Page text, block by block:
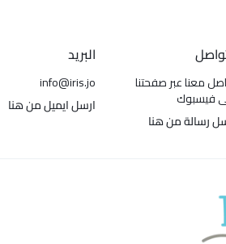
معنا عبر صفحتنا
فيسبوك
رسالة من هنا
البريد
info@iris.jo
ارسل ايميل من هنا